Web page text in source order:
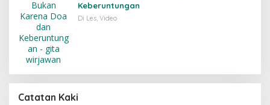
Keberuntungan
Di Les, Video
Catatan Kaki